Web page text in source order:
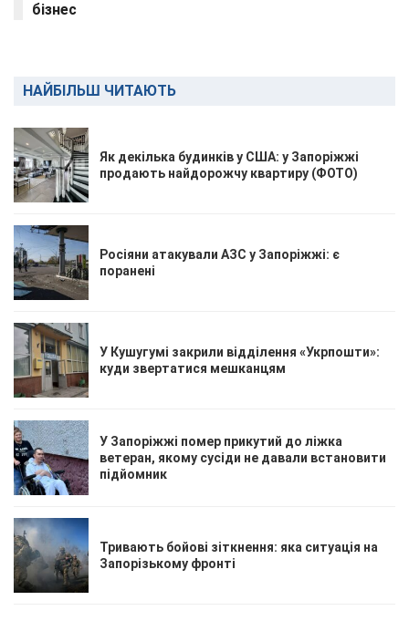
бізнес
НАЙБІЛЬШ ЧИТАЮТЬ
Як декілька будинків у США: у Запоріжжі
продають найдорожчу квартиру (ФОТО)
Росіяни атакували АЗС у Запоріжжі: є
поранені
У Кушугумі закрили відділення «Укрпошти»:
куди звертатися мешканцям
У Запоріжжі помер прикутий до ліжка
ветеран, якому сусіди не давали встановити
підйомник
Тривають бойові зіткнення: яка ситуація на
Запорізькому фронті